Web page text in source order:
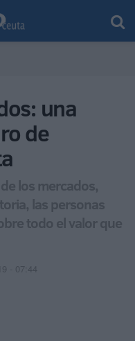
una
de
los mercados,
las personas
todo el valor que
- 07:44